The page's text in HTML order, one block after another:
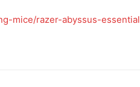
mice/razer-abyssus-essential